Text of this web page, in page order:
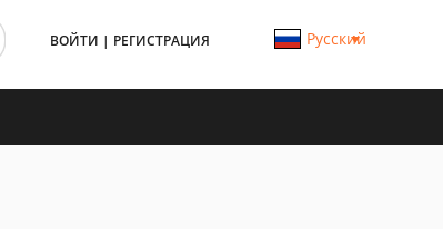
ВОЙТИ | РЕГИСТРАЦИЯ Русский